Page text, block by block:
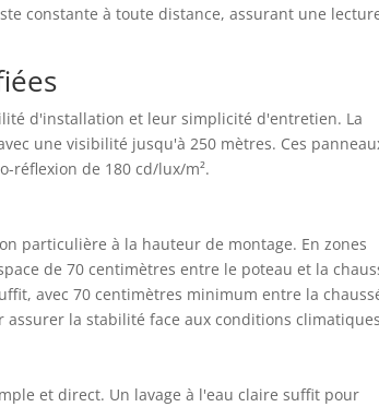
constante à toute distance, assurant une
d'installation et leur simplicité d'entretien. La
une visibilité jusqu'à 250 mètres. Ces
réflexion de 180 cd/lux/m².
particulière à la hauteur de montage. En zones
de 70 centimètres entre le poteau et la
avec 70 centimètres minimum entre la
la stabilité face aux conditions
et direct. Un lavage à l'eau claire suffit pour